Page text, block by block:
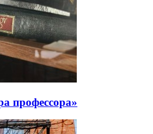
профессора»